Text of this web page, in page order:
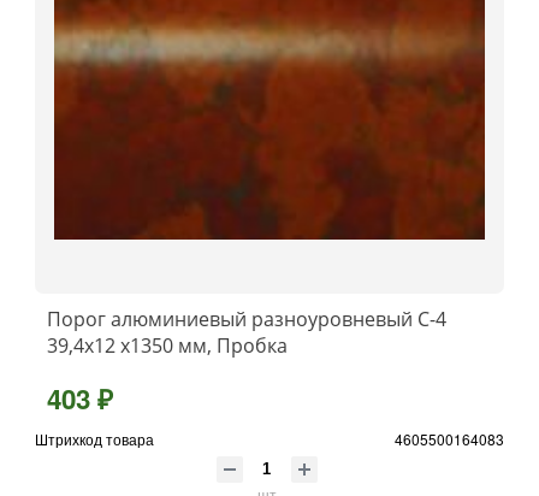
Порог алюминиевый разноуровневый C-4
39,4x12 x1350 мм, Пробка
403 ₽
Штрихкод товара 4605500164083